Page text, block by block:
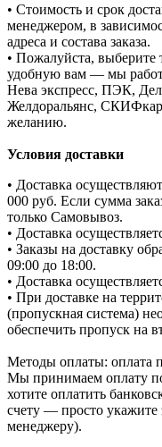
• Стоимость и срок
менеджером, в
адреса и состава заказа.
• Пожалуйста,
удобную вам — мы
Нева экспресс, ПЭК,
Желдоральянс,
желанию.
Условия доставки
• Доставка
000 руб. Если сумма
только Самовывоз.
• Доставка
• Заказы на доставку
09:00 до 18:00.
• Доставка
• При доставке на
(пропускная система)
обеспечить пропуск на
Методы оплаты: оплата
Мы принимаем оплату
хотите оплатить
счету — просто
менеджеру).